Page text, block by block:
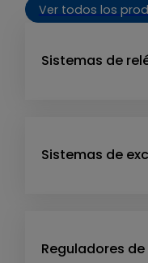
Ver todos los
Sistemas de
Sistemas de
Reguladores